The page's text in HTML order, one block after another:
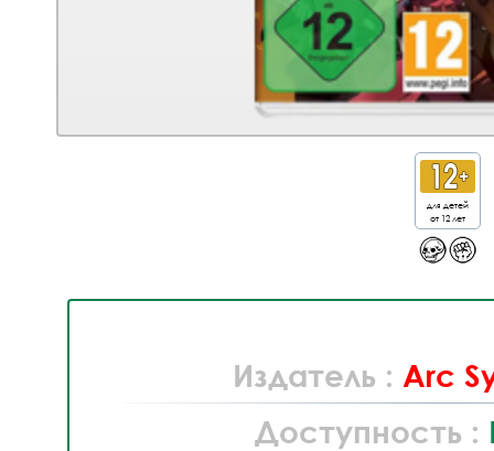
для детей
от 12 лет
Издатель : Arc
Доступность :